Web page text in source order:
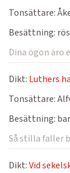
Tonsättare:
Besättning:
Dina ögon äro
Dikt: Luthers
Tonsättare:
Besättning:
Så stilla faller
Dikt:Vid